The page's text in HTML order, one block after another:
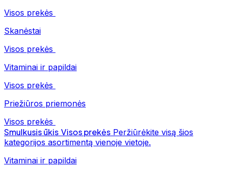
Visos prekės
Skanėstai
Visos prekės
Vitaminai ir papildai
Visos prekės
Priežiūros priemonės
Visos prekės
Smulkusis ūkis Visos prekės Peržiūrėkite visą šios
kategorijos asortimentą vienoje vietoje.
Vitaminai ir papildai